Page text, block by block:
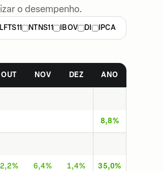
o desempenho.
LFTS11 NTNS11 IBOV DI
IPCA
OUT NOV DEZ ANO
8,8%
2,2% 6,4% 1,4% 35,0%